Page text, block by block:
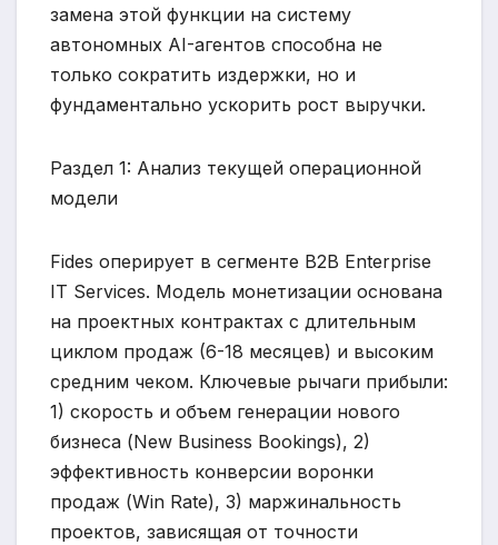
замена этой функции на систему
автономных AI-агентов способна не
только сократить издержки, но и
фундаментально ускорить рост выручки.
Раздел 1: Анализ текущей операционной
модели
Fides оперирует в сегменте B2B Enterprise
IT Services. Модель монетизации основана
на проектных контрактах с длительным
циклом продаж (6-18 месяцев) и высоким
средним чеком. Ключевые рычаги прибыли:
1) скорость и объем генерации нового
бизнеса (New Business Bookings), 2)
эффективность конверсии воронки
продаж (Win Rate), 3) маржинальность
проектов, зависящая от точности